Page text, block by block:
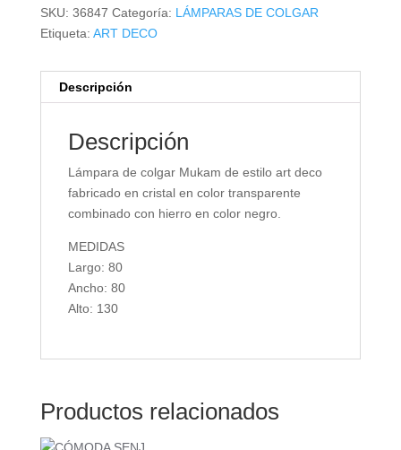
SKU: 36847 Categoría: LÁMPARAS DE COLGAR
Etiqueta: ART DECO
Descripción
Descripción
Lámpara de colgar Mukam de estilo art deco
fabricado en cristal en color transparente
combinado con hierro en color negro.
MEDIDAS
Largo: 80
Ancho: 80
Alto: 130
Productos relacionados